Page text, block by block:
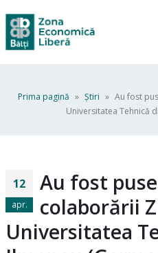
Prima pagină » Ştiri » Au fost
Universitatea Tehnică
12
apr.
Au fost
colaborării
Universitatea